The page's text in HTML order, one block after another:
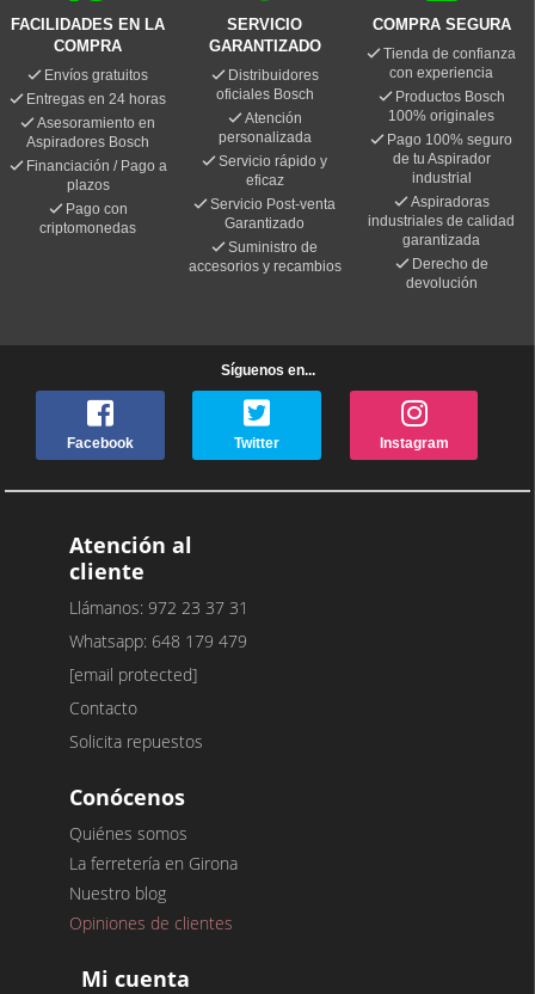
FACILIDADES EN LA
COMPRA
Envíos gratuitos
Entregas en 24 horas
Asesoramiento en
Aspiradores Bosch
Financiación / Pago a
plazos
Pago con
criptomonedas
SERVICIO
GARANTIZADO
Distribuidores
oficiales Bosch
Atención
personalizada
Servicio rápido y
eficaz
Servicio Post-venta
Garantizado
Suministro de
accesorios y recambios
COMPRA SEGURA
Tienda de confianza
con experiencia
Productos Bosch
100% originales
Pago 100% seguro
de tu Aspirador
industrial
Aspiradoras
industriales de calidad
garantizada
Derecho de
devolución
Síguenos en...
Facebook Twitter Instagram
Atención al
cliente
Llámanos: 972 23 37 31
Whatsapp: 648 179 479
[email protected]
Contacto
Solicita repuestos
Conócenos
Quiénes somos
La ferretería en Girona
Nuestro blog
Opiniones de clientes
Mi cuenta